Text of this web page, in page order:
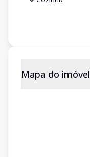
Mapa do imóvel